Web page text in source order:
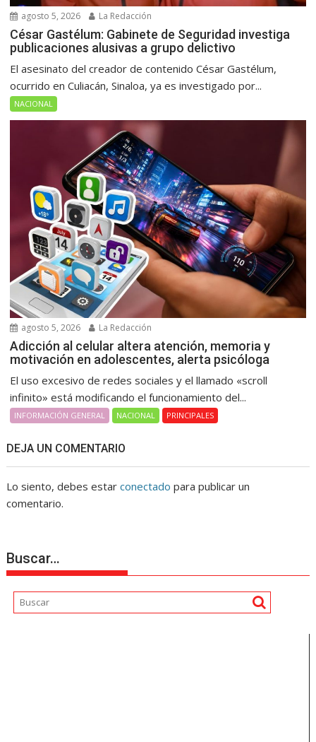
agosto 5, 2026 La Redacción
César Gastélum: Gabinete de Seguridad investiga
publicaciones alusivas a grupo delictivo
El asesinato del creador de contenido César Gastélum,
ocurrido en Culiacán, Sinaloa, ya es investigado por...
NACIONAL
agosto 5, 2026 La Redacción
Adicción al celular altera atención, memoria y
motivación en adolescentes, alerta psicóloga
El uso excesivo de redes sociales y el llamado «scroll
infinito» está modificando el funcionamiento del...
INFORMACIÓN GENERAL NACIONAL PRINCIPALES
DEJA UN COMENTARIO
Lo siento, debes estarconectado para publicar un
comentario.
Buscar…